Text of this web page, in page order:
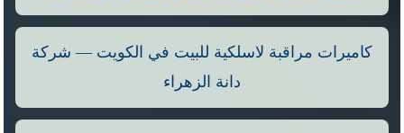
كاميرات مراقبة لاسلكية للبيت في الكويت — شركة
دانة الزهراء